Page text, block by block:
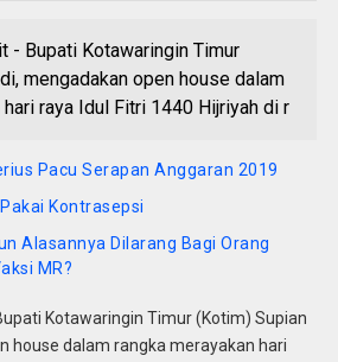
- Bupati Kotawaringin Timur
mengadakan open house dalam
hari raya Idul Fitri 1440 Hijriyah di r
Pacu Serapan Anggaran 2019
Kontrasepsi
Alasannya Dilarang Bagi Orang
MR?
Kotawaringin Timur (Kotim) Supian
house dalam rangka merayakan hari